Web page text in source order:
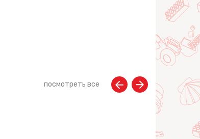
посмотреть все